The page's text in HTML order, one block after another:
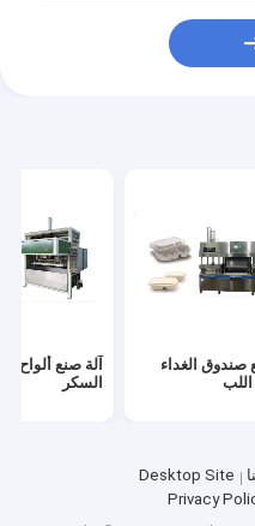
صندوق الغداء
آلة صنع ألواح
السكر
Desktop Site
Privacy